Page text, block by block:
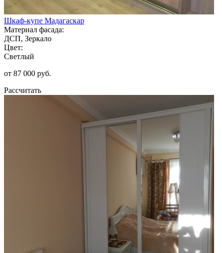
Шкаф-купе Мадагаскар
Материал фасада:
ДСП, Зеркало
Цвет:
Светлый
от 87 000 руб.
Рассчитать